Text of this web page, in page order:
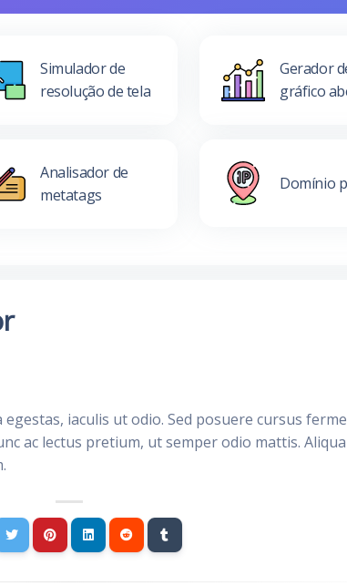
Simulador de
resolução de tela
Gerador
gráfico
Analisador de
metatags
Domínio
iaculis ut odio. Sed posuere cursus
ac lectus pretium, ut semper odio mattis.